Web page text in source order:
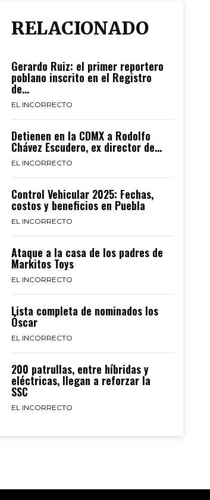
RELACIONADO
Gerardo Ruiz: el primer reportero
poblano inscrito en el Registro
de...
EL INCORRECTO
Detienen en la CDMX a Rodolfo
Chávez Escudero, ex director de...
EL INCORRECTO
Control Vehicular 2025: Fechas,
costos y beneficios en Puebla
EL INCORRECTO
Ataque a la casa de los padres de
Markitos Toys
EL INCORRECTO
Lista completa de nominados los
Óscar
EL INCORRECTO
200 patrullas, entre híbridas y
eléctricas, llegan a reforzar la
SSC
EL INCORRECTO